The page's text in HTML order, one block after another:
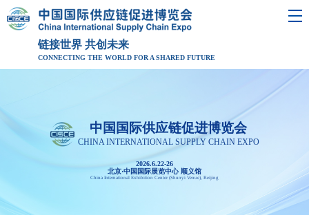
链接世界 共创未来
CONNECTING THE WORLD FOR A SHARED FUTURE
中国国际供应链促进博览会
CHINA INTERNATIONAL SUPPLY CHAIN EXPO
2026.6.22-26
北京·中国国际展览中心 顺义馆
China International Exhibition Center (Shunyi Venue), Beijing